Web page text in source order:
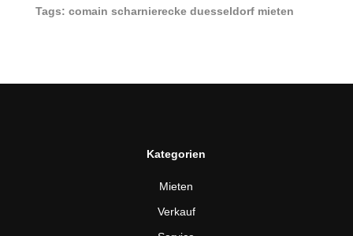
Tags: comain scharnierecke duesseldorf mieten
Kategorien
Mieten
Verkauf